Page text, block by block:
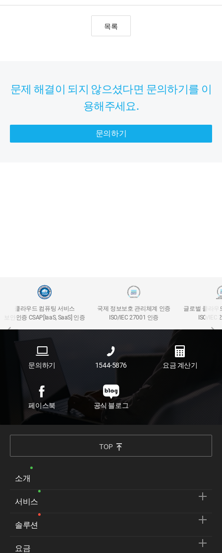
목록
문제 해결이 되지 않으셨다면 문의하기를 이
용해주세요.
문의하기
클라우드 컴퓨팅 서비스
보안인증 CSAP[IaaS, SaaS] 인증
국제 정보보호 관리체계 인증
ISO/IEC 27001 인증
글로벌 클라우
ISO/IEC
문의하기 1544-5876 요금 계산기
페이스북 공식 블로그
TOP
소개
서비스
솔루션
요금